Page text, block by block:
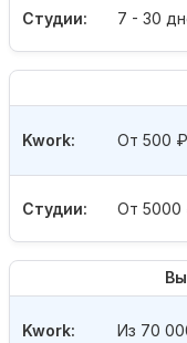
Студии: 7 - 30
Студии: От 5000
Kwork: От 500 ₽
Kwork: Из 70